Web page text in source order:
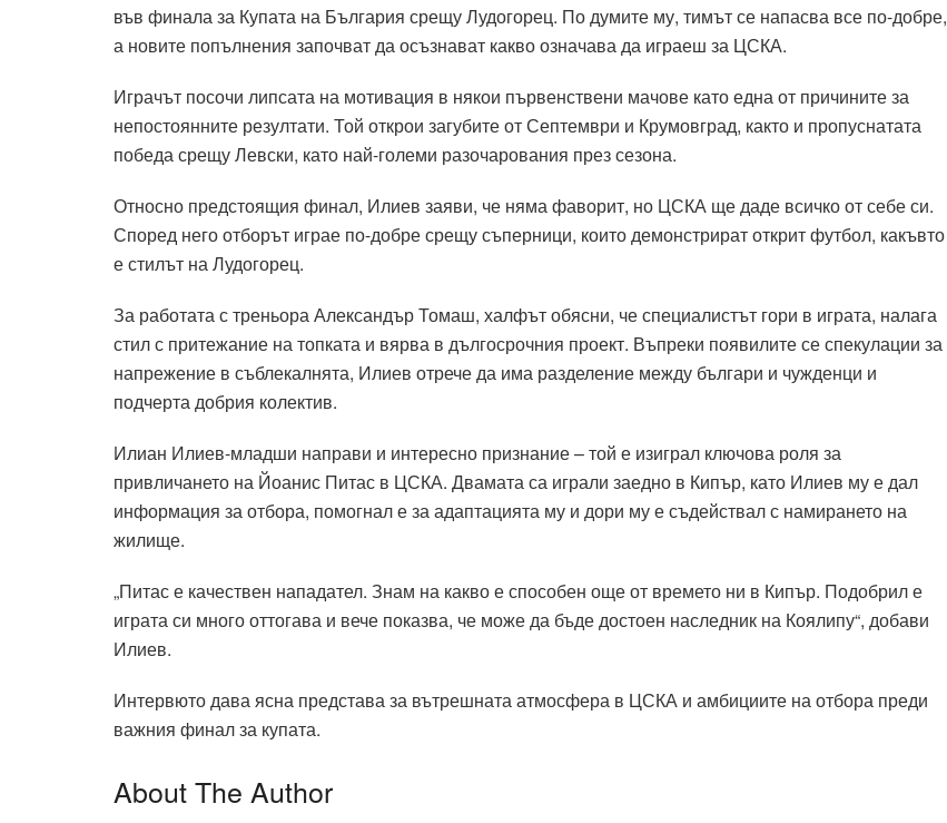
във финала за Купата на България срещу Лудогорец. По думите му, тимът се напасва все по-добре,
а новите попълнения започват да осъзнават какво означава да играеш за ЦСКА.
Играчът посочи липсата на мотивация в някои първенствени мачове като една от причините за
непостоянните резултати. Той открои загубите от Септември и Крумовград, както и пропуснатата
победа срещу Левски, като най-големи разочарования през сезона.
Относно предстоящия финал, Илиев заяви, че няма фаворит, но ЦСКА ще даде всичко от себе си.
Според него отборът играе по-добре срещу съперници, които демонстрират открит футбол, какъвто
е стилът на Лудогорец.
За работата с треньора Александър Томаш, халфът обясни, че специалистът гори в играта, налага
стил с притежание на топката и вярва в дългосрочния проект. Въпреки появилите се спекулации за
напрежение в съблекалнята, Илиев отрече да има разделение между българи и чужденци и
подчерта добрия колектив.
Илиан Илиев-младши направи и интересно признание – той е изиграл ключова роля за
привличането на Йоанис Питас в ЦСКА. Двамата са играли заедно в Кипър, като Илиев му е дал
информация за отбора, помогнал е за адаптацията му и дори му е съдействал с намирането на
жилище.
„Питас е качествен нападател. Знам на какво е способен още от времето ни в Кипър. Подобрил е
играта си много оттогава и вече показва, че може да бъде достоен наследник на Коялипу“, добави
Илиев.
Интервюто дава ясна представа за вътрешната атмосфера в ЦСКА и амбициите на отбора преди
важния финал за купата.
About The Author